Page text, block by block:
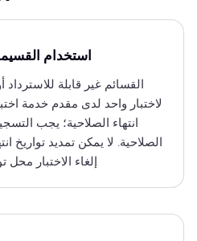
استخدام
القسائم غير قابلة
لاختبار واحد لدى مقدم خدمة
انتهاء الصلاحية؛ يجب
الصلاحية. لا يمكن تمديد تواريخ
إلغاء الاختبار محل